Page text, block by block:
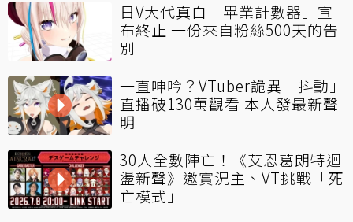
日V大代真白「畢業計數器」宣
布終止 一份來自粉絲500天的告
別
一直呻吟？VTuber詭異「抖動」
直播破130萬觀看 本人發最新聲
明
30人全數陣亡！《艾恩葛朗特迴
盪新聲》邀實況主、VT挑戰「死
亡模式」